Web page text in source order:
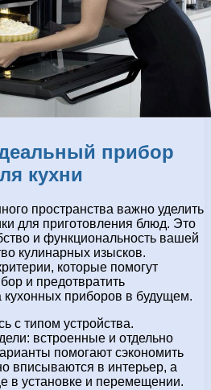
прибор
кухни
пространства важно уделить
для приготовления блюд. Это
и функциональность вашей
кулинарных изысков.
которые помогут
и предотвратить
кухонных приборов в будущем.
с типом устройства.
встроенные и отдельно
помогают сэкономить
вписываются в интерьер, а
в установке и перемещении.